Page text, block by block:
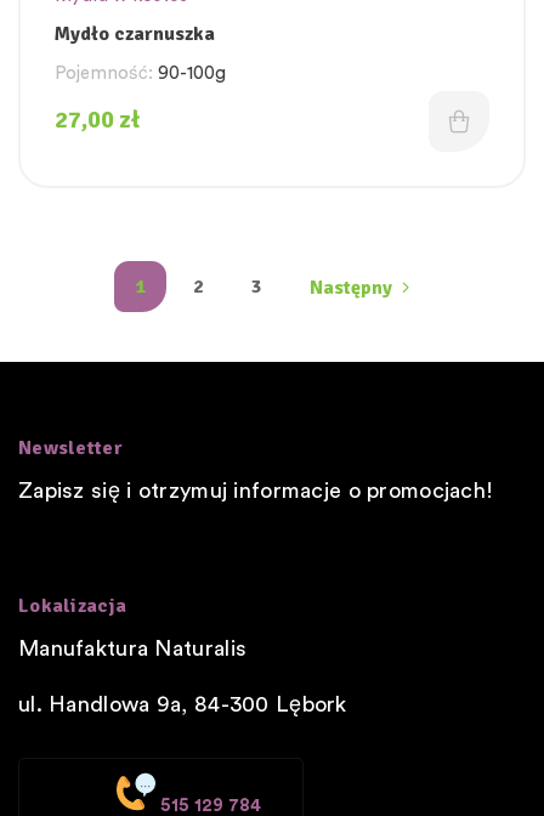
Mydło czarnuszka
Pojemność: 90-100g
27,00 zł
1 2 3 Następny
Newsletter
Zapisz się i otrzymuj informacje o promocjach!
Lokalizacja
Manufaktura Naturalis
ul. Handlowa 9a, 84-300 Lębork
515 129 784